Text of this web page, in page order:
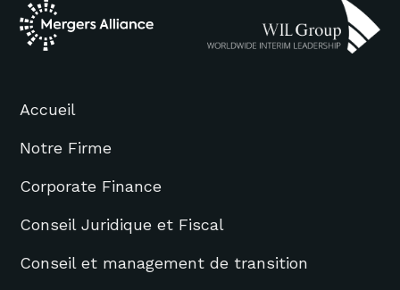
Accueil
Notre Firme
Corporate Finance
Conseil Juridique et Fiscal
Conseil et management de transition